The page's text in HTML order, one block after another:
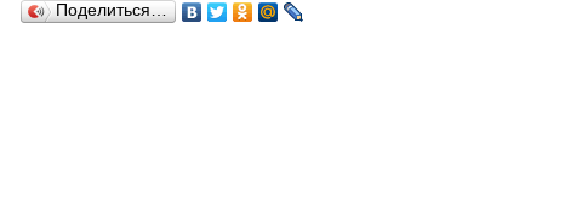
Поделиться…